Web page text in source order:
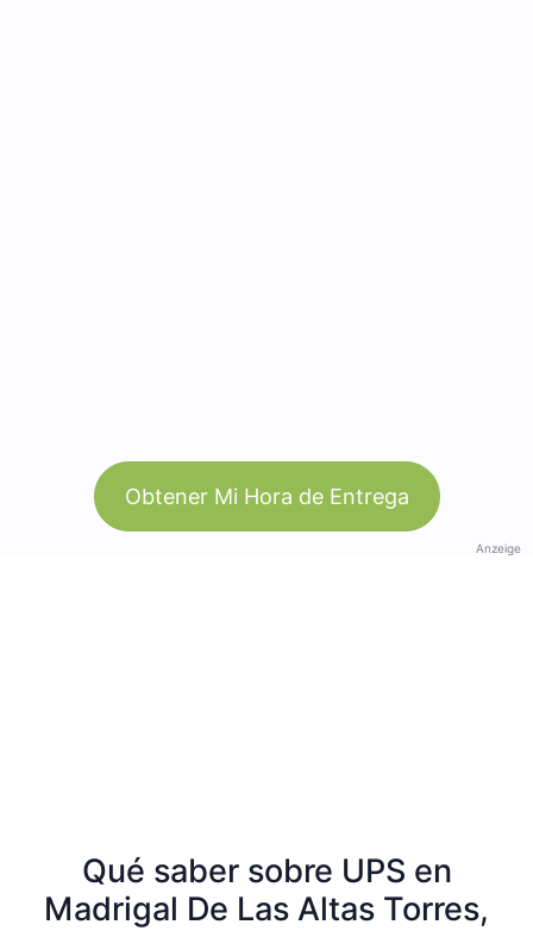
Obtener Mi Hora de Entrega
Anzeige
Qué saber sobre UPS en
Madrigal De Las Altas Torres,